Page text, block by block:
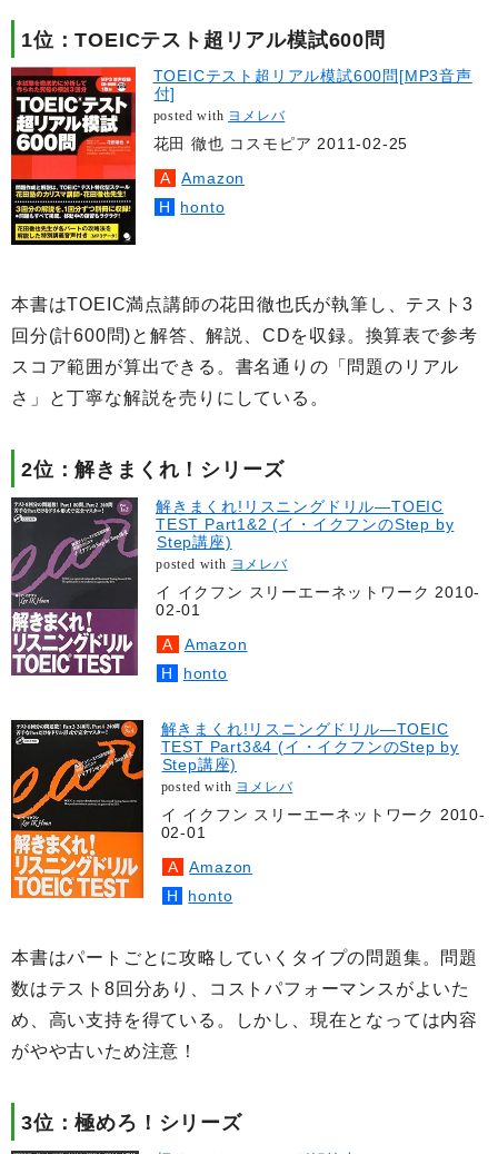
1位：TOEICテスト超リアル模試600問
TOEICテスト超リアル模試600問[MP3音声
付]
posted with ヨメレバ
花田 徹也 コスモピア 2011-02-25
Amazon
honto
本書はTOEIC満点講師の花田徹也氏が執筆し、テスト3
回分(計600問)と解答、解説、CDを収録。換算表で参考
スコア範囲が算出できる。書名通りの「問題のリアル
さ」と丁寧な解説を売りにしている。
2位：解きまくれ！シリーズ
解きまくれ!リスニングドリル―TOEIC
TEST Part1&2 (イ・イクフンのStep by
Step講座)
posted with ヨメレバ
イ イクフン スリーエーネットワーク 2010-
02-01
Amazon
honto
解きまくれ!リスニングドリル―TOEIC
TEST Part3&4 (イ・イクフンのStep by
Step講座)
posted with ヨメレバ
イ イクフン スリーエーネットワーク 2010-
02-01
Amazon
honto
本書はパートごとに攻略していくタイプの問題集。問題
数はテスト8回分あり、コストパフォーマンスがよいた
め、高い支持を得ている。しかし、現在となっては内容
がやや古いため注意！
3位：極めろ！シリーズ